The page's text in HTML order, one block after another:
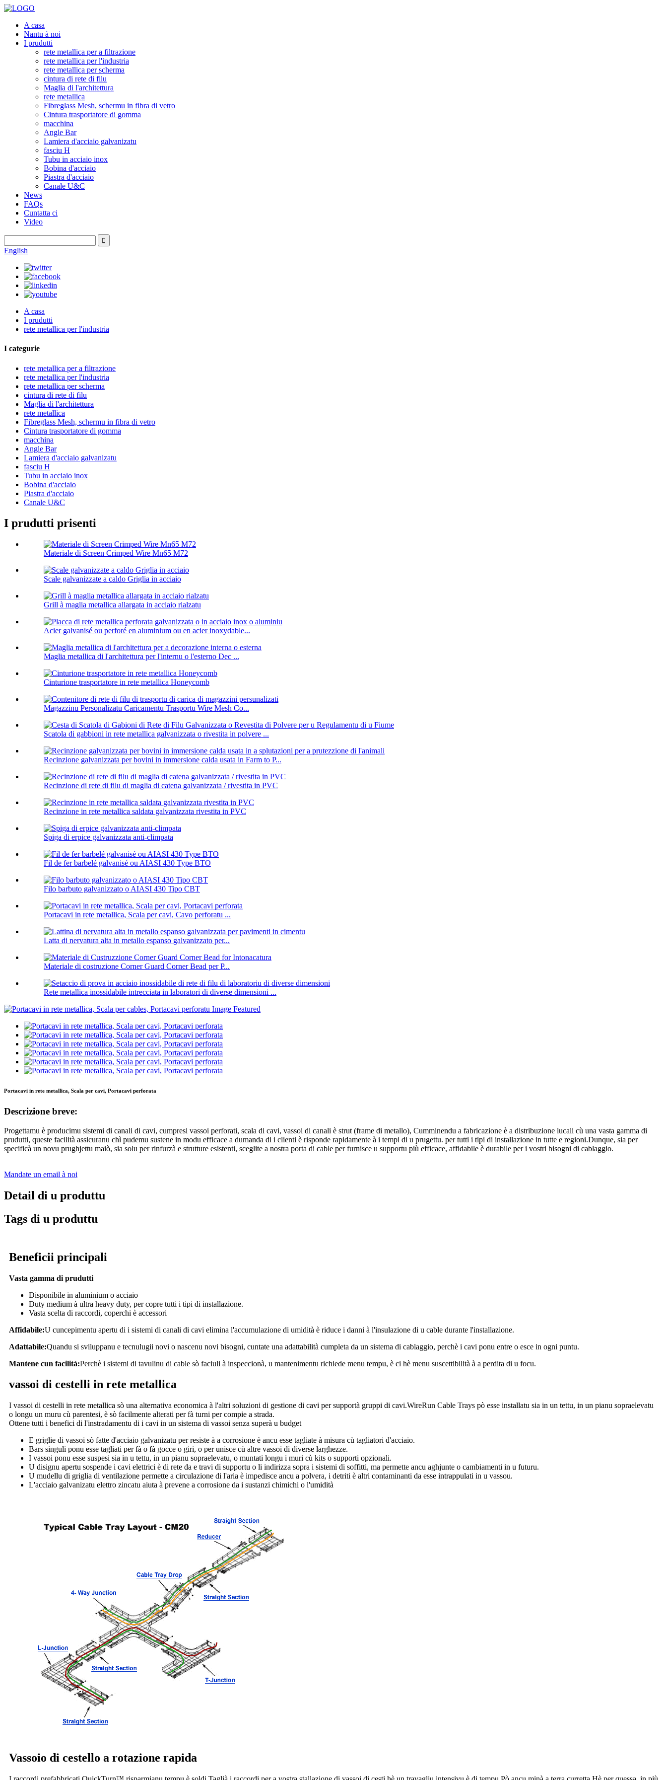
A casa
Nantu à noi
I prudutti
rete metallica per a filtrazione
rete metallica per l'industria
rete metallica per scherma
cintura di rete di filu
Maglia di l'architettura
rete metallica
Fibreglass Mesh, schermu in fibra di vetro
Cintura trasportatore di gomma
macchina
Angle Bar
Lamiera d'acciaio galvanizatu
fasciu H
Tubu in acciaio inox
Bobina d'acciaio
Piastra d'acciaio
Canale U&C
News
FAQs
Cuntatta ci
Video
English
A casa
I prudutti
rete metallica per l'industria
I categurie
rete metallica per a filtrazione
rete metallica per l'industria
rete metallica per scherma
cintura di rete di filu
Maglia di l'architettura
rete metallica
Fibreglass Mesh, schermu in fibra di vetro
Cintura trasportatore di gomma
macchina
Angle Bar
Lamiera d'acciaio galvanizatu
fasciu H
Tubu in acciaio inox
Bobina d'acciaio
Piastra d'acciaio
Canale U&C
I prudutti prisenti
Materiale di Screen Crimped Wire Mn65 M72
Scale galvanizzate a caldo Griglia in acciaio
Grill à maglia metallica allargata in acciaio rialzatu
Acier galvanisé ou perforé en aluminium ou en acier inoxydable...
Maglia metallica di l'architettura per l'internu o l'esterno Dec ...
Cinturione trasportatore in rete metallica Honeycomb
Magazzinu Personalizatu Caricamentu Trasportu Wire Mesh Co...
Scatola di gabbioni in rete metallica galvanizzata o rivestita in polvere ...
Recinzione galvanizzata per bovini in immersione calda usata in Farm to P...
Recinzione di rete di filu di maglia di catena galvanizzata / rivestita in PVC
Recinzione in rete metallica saldata galvanizzata rivestita in PVC
Spiga di erpice galvanizzata anti-climpata
Fil de fer barbelé galvanisé ou AIASI 430 Type BTO
Filo barbuto galvanizzato o AIASI 430 Tipo CBT
Portacavi in ​​rete metallica, Scala per cavi, Cavo perforatu ...
Latta di nervatura alta in metallo espanso galvanizzato per...
Materiale di costruzione Corner Guard Corner Bead per P...
Rete metallica inossidabile intrecciata in laboratori di diverse dimensioni ...
Portacavi in ​​rete metallica, Scala per cavi, Portacavi perforata
Descrizione breve:
Progettamu è producimu sistemi di canali di cavi, cumpresi vassoi perforati, scala di cavi, vassoi di canali è strut (frame di metallo), Cumminendu a fabricazione è a distribuzione lucali cù una vasta gamma di
prudutti, queste facilità assicuranu chì pudemu sustene in modu efficace a dumanda di i clienti è risponde rapidamente à i tempi di u prugettu. per tutti i tipi di installazione in tutte e regioni.Dunque, sia per
specificà un novu prughjettu maiò, sia solu per rinfurzà e strutture esistenti, sceglite a nostra porta di cable per furnisce u supportu più efficace, affidabile è durabile per i vostri bisogni di cablaggio.
Mandate un email à noi
Detail di u produttu
Tags di u produttu
Beneficii principali
Vasta gamma di prudutti
Disponibile in aluminium o acciaio
Duty medium à ultra heavy duty, per copre tutti i tipi di installazione.
Vasta scelta di raccordi, coperchi è accessori
Affidabile:U cuncepimentu apertu di i sistemi di canali di cavi elimina l'accumulazione di umidità è riduce i danni à l'insulazione di u cable durante l'installazione.
Adattabile:Quandu si sviluppanu e tecnulugii novi o nascenu novi bisogni, cuntate una adattabilità cumpleta da un sistema di cablaggio, perchè i cavi ponu entre o esce in ogni puntu.
Mantene cun facilità:Perchè i sistemi di tavulinu di cable sò faciuli à inspeccionà, u mantenimentu richiede menu tempu, è ci hè menu suscettibilità à a perdita di u focu.
vassoi di cestelli in rete metallica
I vassoi di cestelli in rete metallica sò una alternativa economica à l'altri soluzioni di gestione di cavi per supportà gruppi di cavi.WireRun Cable Trays pò esse installatu sia in un tettu, in un pianu sopraelevatu
o longu un muru cù parentesi, è sò facilmente alterati per fà turni per compie a strada.
Ottene tutti i benefici di l'instradamentu di i cavi in ​​un sistema di vassoi senza superà u budget
E griglie di vassoi sò fatte d'acciaio galvanizatu per resiste à a corrosione è ancu esse tagliate à misura cù tagliatori d'acciaio.
Bars singuli ponu esse tagliati per fà o fà gocce o giri, o per unisce cù altre vassoi di diverse larghezze.
I vassoi ponu esse suspesi sia in u tettu, in un pianu sopraelevatu, o muntati longu i muri cù kits o supporti opzionali.
U disignu apertu sospende i cavi elettrici è di rete da e travi di supportu o li indirizza sopra i sistemi di soffitti, ma permette ancu aghjunte o cambiamenti in u futuru.
U mudellu di griglia di ventilazione permette a circulazione di l'aria è impedisce ancu a polvera, i detriti è altri contaminanti da esse intrappulati in u vassou.
L'acciaio galvanizatu elettro zincatu aiuta à prevene a corrosione da i sustanzi chimichi o l'umidità
Vassoio di cestello a rotazione rapida